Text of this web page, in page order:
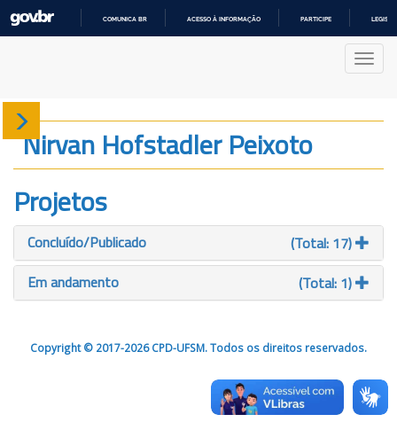
COMUNICA BR ACESSO À INFORMAÇÃO PARTICIPE
Sobre
Produção
Projetos
Gráficos
Nirvan Hofstadler Peixoto
Projetos
Concluído/Publicado
(Total: 17)
Em andamento
(Total: 1)
Copyright © 2017-2026 CPD-UFSM. Todos os direitos reservados.